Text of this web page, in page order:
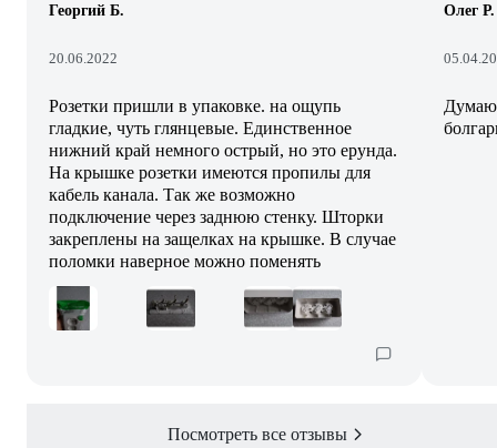
Георгий Б.
20.06.2022
Розетки пришли в упаковке. на ощупь
гладкие, чуть глянцевые. Единственное
нижний край немного острый, но это ерунда.
На крышке розетки имеются пропилы для
кабель канала. Так же возможно
подключение через заднюю стенку. Шторки
закреплены на защелках на крышке. В случае
поломки наверное можно поменять
Олег Р.
Думаю
Посмотреть все отзывы